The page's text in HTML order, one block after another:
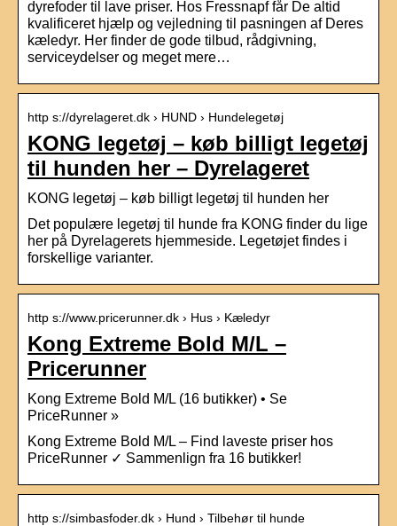
dyrefoder til lave priser. Hos Fressnapf får De altid
kvalificeret hjælp og vejledning til pasningen af Deres
kæledyr. Her finder de gode tilbud, rådgivning,
serviceydelser og meget mere…
http s://dyrelageret.dk › HUND › Hundelegetøj
KONG legetøj – køb billigt legetøj
til hunden her – Dyrelageret
KONG legetøj – køb billigt legetøj til hunden her
Det populære legetøj til hunde fra KONG finder du lige
her på Dyrelagerets hjemmeside. Legetøjet findes i
forskellige varianter.
http s://www.pricerunner.dk › Hus › Kæledyr
Kong Extreme Bold M/L –
Pricerunner
Kong Extreme Bold M/L (16 butikker) • Se
PriceRunner »
Kong Extreme Bold M/L – Find laveste priser hos
PriceRunner ✓ Sammenlign fra 16 butikker!
http s://simbasfoder.dk › Hund › Tilbehør til hunde